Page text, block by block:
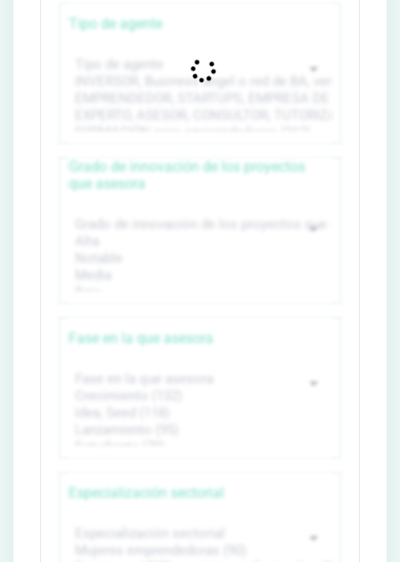
Tipo de agente
Grado de innovación de los proyectos
que asesora
Fase en la que asesora
Especialización sectorial